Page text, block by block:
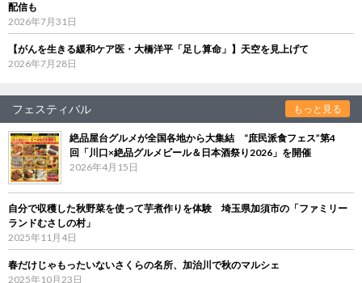
配信も
2026年7月31日
【がんを生きる緩和ケア医・大橋洋平「足し算命」】天空を見上げて
2026年7月28日
フェスティバル もっと見る
絶品屋台グルメが全国各地から大集結 “庶民派食フェス”第4
回「川口×絶品グルメビール＆日本酒祭り2026」を開催
2026年4月15日
自分で収穫した秋野菜を使って芋煮作りを体験 埼玉県加須市の「ファミリー
ランドむさしの村」
2025年11月4日
春だけじゃもったいないさくらの名所、加治川で秋のマルシェ
2025年10月23日